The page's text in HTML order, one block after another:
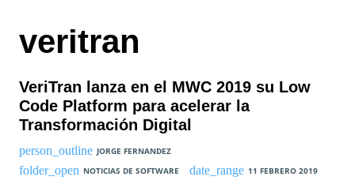
veritran
VeriTran lanza en el MWC 2019 su Low
Code Platform para acelerar la
Transformación Digital
JORGE FERNANDEZ
NOTICIAS DE SOFTWARE
11 FEBRERO 2019